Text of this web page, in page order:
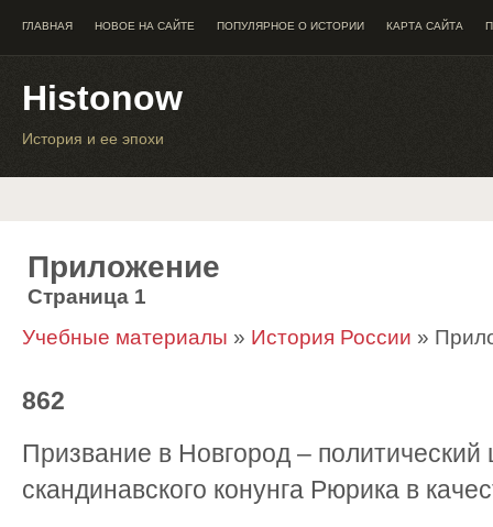
ГЛАВНАЯ НОВОЕ НА САЙТЕ ПОПУЛЯРНОЕ О ИСТОРИИ КАРТА САЙТА
Histonow
История и ее эпохи
Приложение
Страница 1
Учебные материалы » История России »
862
Призвание в Новгород –
скандинавского конунга Рюрика в